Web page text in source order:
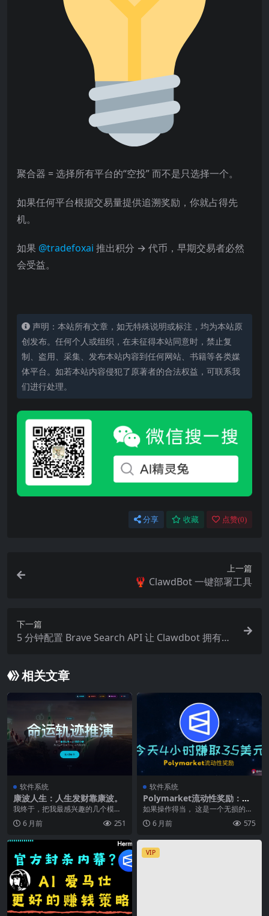
聚合器 = 选择所有平台的“空投” 而不是只选择一个。
如果任何平台根据交易量提供追溯奖励，你就占得先
机。
如果 @tradefoxai 推出积分 → 代币，早期交易者必然
会受益。
声明：本站所有文章，如无特殊说明或标注，均为本站原
创发布。任何个人或组织，在未征得本站同意时，禁止复
制、盗用、采集、发布本站内容到任何网站、书籍等各类媒
体平台。如若本站内容侵犯了原著者的合法权益，可联系我
们进行处理。
分享 收藏 点赞(0)
上一篇
🦞 ClawdBot 一键部署工具
下一篇
5 分钟配置 Brave Search API 让 Clawdbot 拥有实
相关文章
软件系统
康波人生：人生发财靠康波。
我终于，把我最感兴趣的几个模型
大一统了。 康波人生周期（Kondra
tiev W...
6 月前 251
软件系统
Polymarket流动性奖励：今
天赚取了 35 美元
如果操作得当， 这是一个无损的获
利模式。 在 Polymarket 上获得流
动性...6 月前 575
VIP